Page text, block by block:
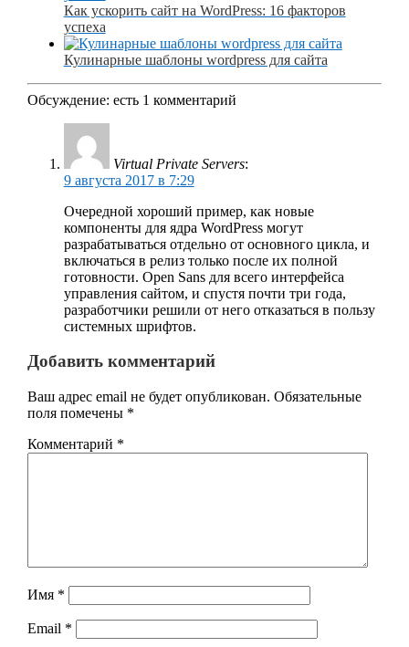
Как ускорить сайт на WordPress: 16 факторов
успеха
Кулинарные шаблоны wordpress для сайта
Обсуждение: есть 1 комментарий
Virtual Private Servers:
9 августа 2017 в 7:29
Очередной хороший пример, как новые
компоненты для ядра WordPress могут
разрабатываться отдельно от основного цикла, и
включаться в релиз только после их полной
готовности. Open Sans для всего интерфейса
управления сайтом, и спустя почти три года,
разработчики решили от него отказаться в пользу
системных шрифтов.
Добавить комментарий
Ваш адрес email не будет опубликован. Обязательные
поля помечены *
Комментарий *
Имя *
Email *